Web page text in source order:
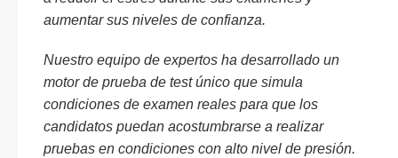
aumentar sus niveles de confianza.
Nuestro equipo de expertos ha desarrollado un
motor de prueba de test único que simula
condiciones de examen reales para que los
candidatos puedan acostumbrarse a realizar
pruebas en condiciones con alto nivel de presión.